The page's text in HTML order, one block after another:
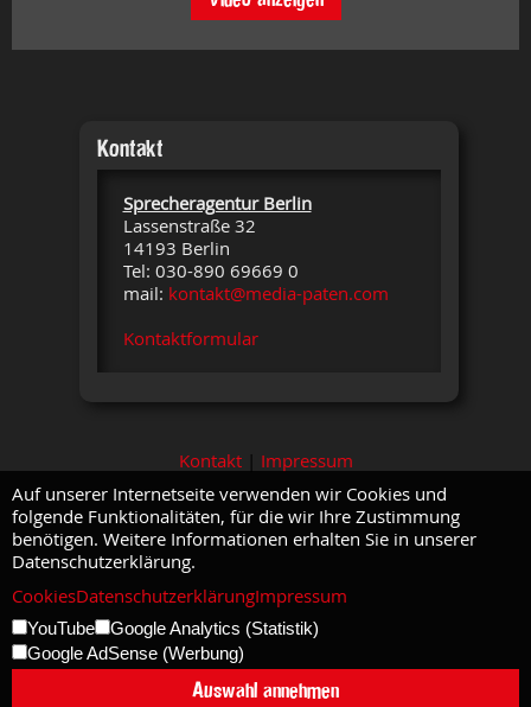
Kontakt
Sprecheragentur Berlin
Lassenstraße 32
14193 Berlin
Tel: 030-890 69669 0
mail: kontakt@media-paten.com
Kontaktformular
Kontakt| Impressum
Auf unserer Internetseite verwenden wir Cookies und
folgende Funktionalitäten, für die wir Ihre Zustimmung
benötigen. Weitere Informationen erhalten Sie in unserer
Datenschutzerklärung.
CookiesDatenschutzerklärungImpressum
YouTube
Google Analytics (Statistik)
Google AdSense (Werbung)
Auswahl annehmen